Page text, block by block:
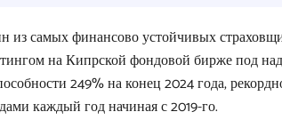
из самых финансово устойчивых
на Кипрской фондовой бирже под
249% на конец 2024 года,
каждый год начиная с 2019-го.